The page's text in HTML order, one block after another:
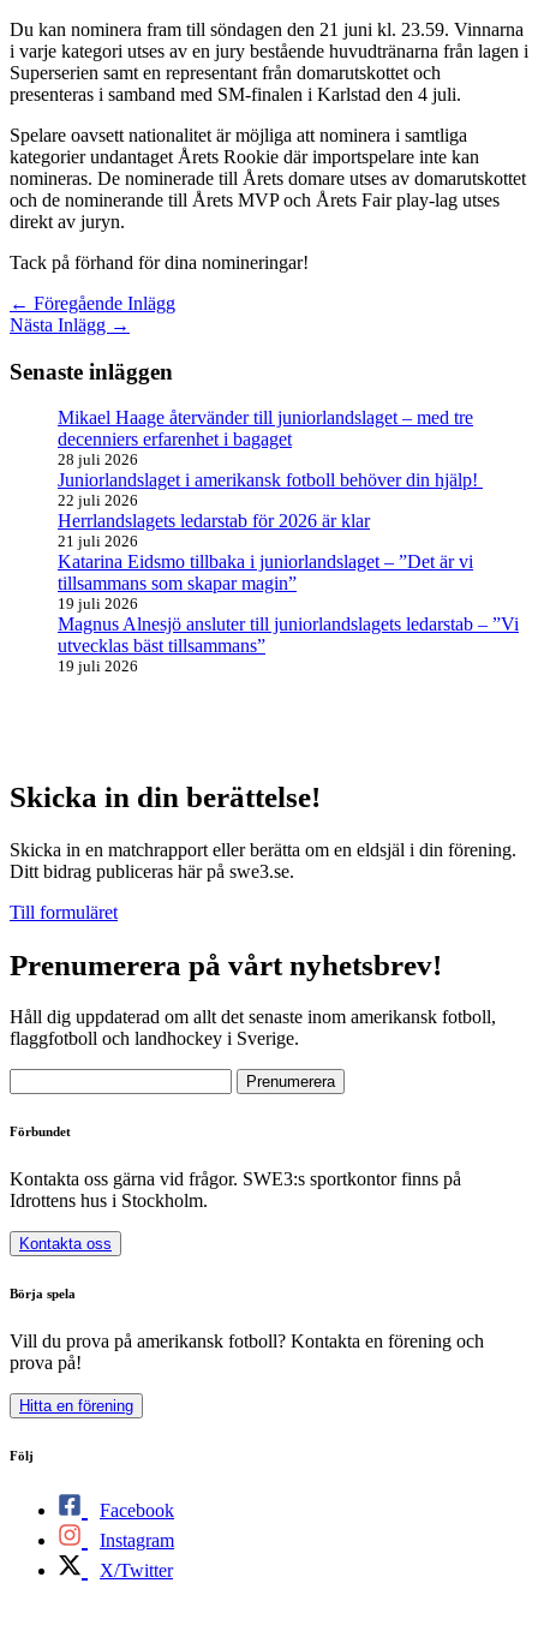
Du kan nominera fram till söndagen den 21 juni kl. 23.59. Vinnarna
i varje kategori utses av en jury bestående huvudtränarna från lagen i
Superserien samt en representant från domarutskottet och
presenteras i samband med SM-finalen i Karlstad den 4 juli.
Spelare oavsett nationalitet är möjliga att nominera i samtliga
kategorier undantaget Årets Rookie där importspelare inte kan
nomineras. De nominerade till Årets domare utses av domarutskottet
och de nominerande till Årets MVP och Årets Fair play-lag utses
direkt av juryn.
Tack på förhand för dina nomineringar!
← Föregående Inlägg
Nästa Inlägg →
Senaste inläggen
Mikael Haage återvänder till juniorlandslaget – med tre
decenniers erfarenhet i bagaget
28 juli 2026
Juniorlandslaget i amerikansk fotboll behöver din hjälp!
22 juli 2026
Herrlandslagets ledarstab för 2026 är klar
21 juli 2026
Katarina Eidsmo tillbaka i juniorlandslaget – ”Det är vi
tillsammans som skapar magin”
19 juli 2026
Magnus Alnesjö ansluter till juniorlandslagets ledarstab – ”Vi
utvecklas bäst tillsammans”
19 juli 2026
Skicka in din berättelse!
Skicka in en matchrapport eller berätta om en eldsjäl i din förening.
Ditt bidrag publiceras här på swe3.se.
Till formuläret
Prenumerera på vårt nyhetsbrev!
Håll dig uppdaterad om allt det senaste inom amerikansk fotboll,
flaggfotboll och landhockey i Sverige.
Förbundet
Kontakta oss gärna vid frågor. SWE3:s sportkontor finns på
Idrottens hus i Stockholm.
Kontakta oss
Börja spela
Vill du prova på amerikansk fotboll? Kontakta en förening och
prova på!
Hitta en förening
Följ
Facebook
Instagram
X/Twitter